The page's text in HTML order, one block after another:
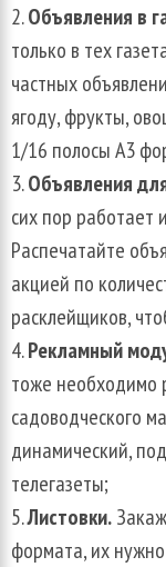
Объявления в
только в тех
частных
ягоду, фрукты,
1/16 полосы А3
Объявления
сих пор работает
Распечатайте
акцией по
расклейщиков,
Рекламный
тоже необходимо
садоводческого
динамический,
телегазеты;
Листовки.
формата, их